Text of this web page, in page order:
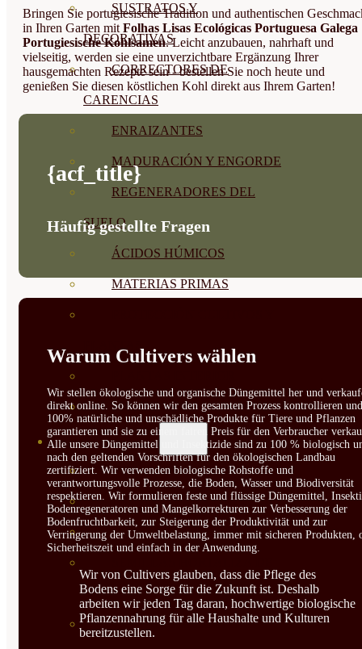
SUSTRATOS Y
DECORATIVAS
CORRECTORES DE
CARENCIAS
ENRAIZANTES
MADURACIÓN Y ENGORDE
REGENERADORES DEL
SUELO
ÁCIDOS HÚMICOS
MATERIAS PRIMAS
GROWPUNCH
SEMILLAS
VER TODAS
BIODINÁMICAS DEMETER
HORTALIZA FRUTO
HOJA
SEMILLAS AROMÁTICAS
Bringen Sie portugiesische Tradition und authentischen
in Ihren Garten mit Folhas Lisas Ecológicas Portuguesa Galega
Portugiesische Kohlsamen. Leicht anzubauen, nahrhaft und
vielseitig, werden sie eine unverzichtbare Ergänzung Ihrer
hausgemachten Rezepte sein - bestellen Sie noch heute und
genießen Sie diesen köstlichen Kohl direkt aus Ihrem Garten!
{acf_title}
Häufig gestellte Fragen
Warum Cultivers wählen
Wir stellen ökologische und organische Düngemittel her und
direkt online. So können wir den gesamten Prozess kontrollieren und
100% natürliche und unschädliche Produkte für Tiere und Pflanzen
garantieren und sie zu einem fairen Preis für den Verbraucher
Alle unsere Düngemittel und Insektizide sind zu 100 % biologisch
nach den geltenden Vorschriften für den ökologischen Landbau
zertifiziert. Wir verwenden biologische Rohstoffe und
verantwortungsvolle Prozesse, die Boden, Wasser und Biodiversität
respektieren. Wir formulieren feste und flüssige Düngemittel,
Bodenregeneratoren und Mangelkorrekturen zur Verbesserung der
Bodenfruchtbarkeit, zur Steigerung der Produktivität und zur
Verringerung der Umweltbelastung, immer mit sicheren Produkten,
Sicherheitszeit und einfach in der Anwendung.
Wir von Cultivers glauben, dass die Pflege des
Bodens eine Sorge für die Zukunft ist. Deshalb
arbeiten wir jeden Tag daran, hochwertige biologische
Pflanzennahrung für alle Haushalte und Kulturen
bereitzustellen.